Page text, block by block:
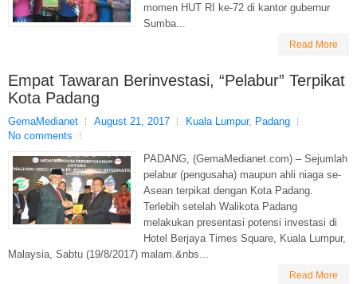
momen HUT RI ke-72 di kantor gubernur
Sumba...
Read More
Empat Tawaran Berinvestasi, “Pelabur” Terpikat
Kota Padang
GemaMedianet August 21, 2017 Kuala Lumpur, Padang
No comments
PADANG, (GemaMedianet.com) – Sejumlah
pelabur (pengusaha) maupun ahli niaga se-
Asean terpikat dengan Kota Padang.
Terlebih setelah Walikota Padang
melakukan presentasi potensi investasi di
Hotel Berjaya Times Square, Kuala Lumpur,
Malaysia, Sabtu (19/8/2017) malam.&nbs...
Read More